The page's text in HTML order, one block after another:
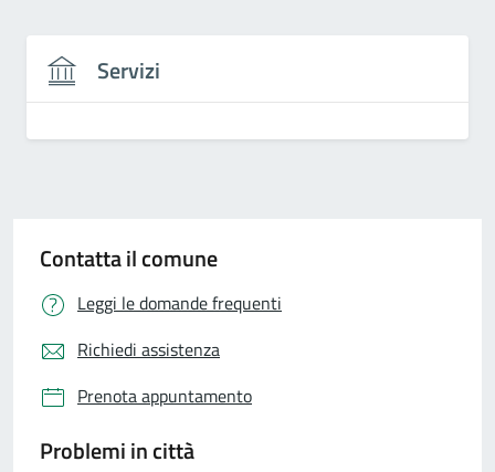
Servizi
Contatta il comune
Leggi le domande frequenti
Richiedi assistenza
Prenota appuntamento
Problemi in città